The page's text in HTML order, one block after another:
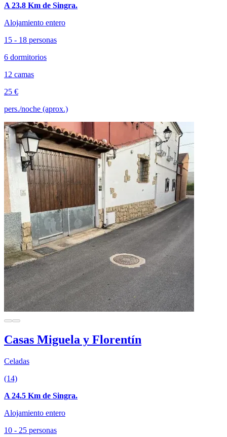
A 23.8 Km de Singra.
Alojamiento entero
15 - 18 personas
6 dormitorios
12 camas
25 €
pers./noche (aprox.)
Casas Miguela y Florentín
Celadas
(14)
A 24.5 Km de Singra.
Alojamiento entero
10 - 25 personas